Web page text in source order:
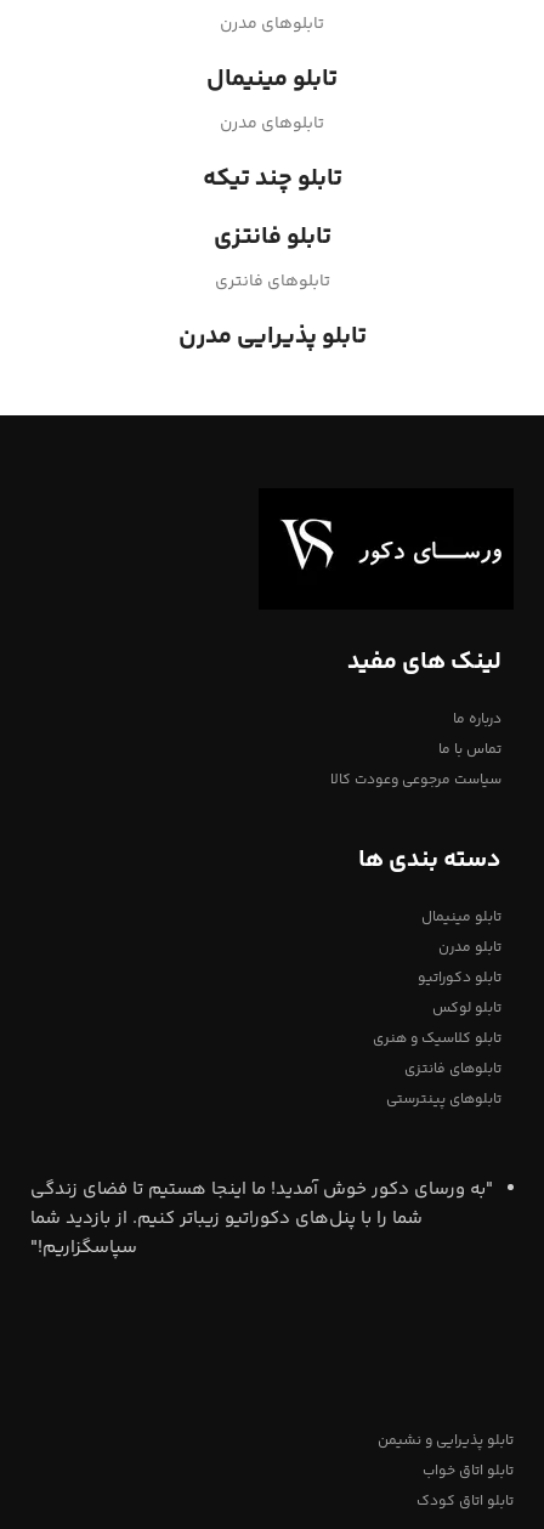
تابلوهای مدرن
تابلو مینیمال
تابلوهای مدرن
تابلو چند تیکه
تابلو فانتزی
تابلوهای فانتری
تابلو پذیرایی مدرن
لینک های مفید
درباره ما
تماس با ما
سیاست مرجوعی وعودت کالا
دسته بندی ها
تابلو مینیمال
تابلو مدرن
تابلو دکوراتیو
تابلو لوکس
تابلو کلاسیک و هنری
تابلوهای فانتزی
تابلوهای پینترستی
"به ورسای دکور خوش آمدید! ما اینجا هستیم تا فضای زندگی
شما را با پنل‌های دکوراتیو زیباتر کنیم. از بازدید شما
سپاسگزاریم!"
تابلو پذیرایی و نشیمن
تابلو اتاق خواب
تابلو اتاق کودک